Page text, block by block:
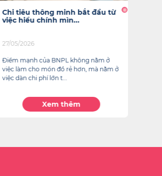
Chi tiêu thông minh bắt đầu từ
việc hiểu chính mìn...
27/05/2026
Điểm mạnh của BNPL không nằm ở
việc làm cho món đồ rẻ hơn, mà nằm ở
việc dàn chi phí lớn t...
Xem thêm